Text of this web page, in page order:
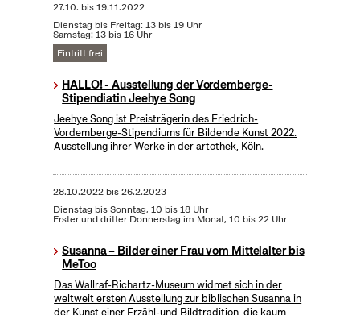
27.10. bis19.11.2022
Dienstag bis Freitag: 13 bis 19 Uhr
Samstag: 13 bis 16 Uhr
Eintritt frei
HALLO! - Ausstellung der Vordemberge-
Stipendiatin Jeehye Song
Jeehye Song ist Preisträgerin des Friedrich-
Vordemberge-Stipendiums für Bildende Kunst 2022.
Ausstellung ihrer Werke in der artothek, Köln.
28.10.2022bis26.2.2023
Dienstag bis Sonntag, 10 bis 18 Uhr
Erster und dritter Donnerstag im Monat, 10 bis 22 Uhr
Susanna – Bilder einer Frau vom Mittelalter bis
MeToo
Das Wallraf-Richartz-Museum widmet sich in der
weltweit ersten Ausstellung zur biblischen Susanna in